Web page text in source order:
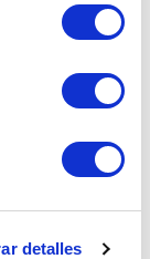
detalles
beneficios
casas de
del
en cada